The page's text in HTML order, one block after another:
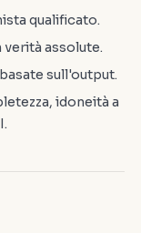
qualificato.
verità assolute.
sull'output.
idoneità a